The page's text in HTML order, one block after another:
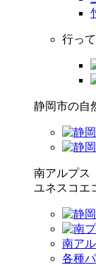
行っ
静岡市の自
南アルプス
ユネスコエ
南ア
各種